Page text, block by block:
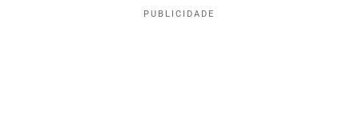
PUBLICIDADE